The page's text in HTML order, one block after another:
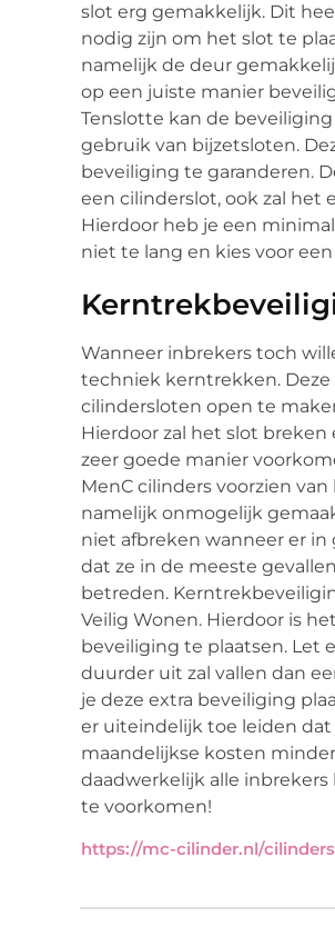
slot erg gemakkelijk. Dit
nodig zijn om het slot te
namelijk de deur
op een juiste manier
Tenslotte kan de
gebruik van bijzetsloten.
beveiliging te garanderen.
een cilinderslot, ook zal
Hierdoor heb je een
niet te lang en kies voor
Wanneer inbrekers toch
techniek kerntrekken.
cilindersloten open te
Hierdoor zal het slot
zeer goede manier
MenC cilinders voorzien
namelijk onmogelijk
niet afbreken wanneer er
dat ze in de meeste
betreden.
Veilig Wonen. Hierdoor is
beveiliging te plaatsen. Let
duurder uit zal vallen dan
je deze extra beveiliging
er uiteindelijk toe leiden dat
maandelijkse kosten
daadwerkelijk alle
te voorkomen!
https://mc-cilinder.nl/